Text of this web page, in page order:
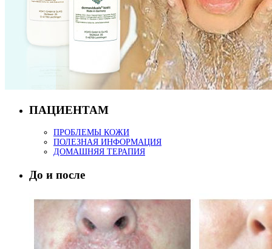
ПАЦИЕНТАМ
ПРОБЛЕМЫ КОЖИ
ПОЛЕЗНАЯ ИНФОРМАЦИЯ
ДОМАШНЯЯ ТЕРАПИЯ
До и после